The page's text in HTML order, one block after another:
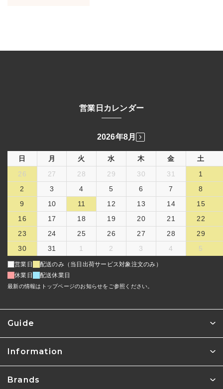
Guide
Information
Brands
営業日カレンダー
2026年8月
日 月 火 水 木 金
土
26
27 28 29 30 31
1
2
3 4 5 6 7
8
9
10 11 12 13 14
15
16
17 18 19 20 21
22
23
24 25 26 27 28
29
30
31 1 2 3 4 5
営業日
配送のみ（当日出荷サービス対象注文のみ）
休業日
配送休業日
最新の情報はトップページのお知らせをご参照ください。